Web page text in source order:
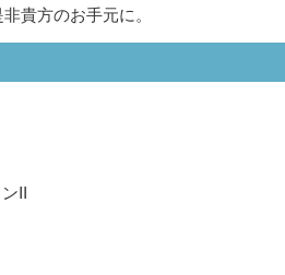
貴方のお手元に。
II